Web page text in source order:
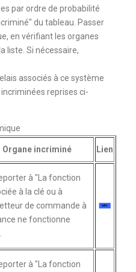
par ordre de probabilité
du tableau. Passer
en vérifiant les organes
liste. Si nécessaire,
associés à ce système
reprises ci-
Organe incriminé Lien
à "La fonction
à la clé ou à
de commande à
ne fonctionne
à "La fonction